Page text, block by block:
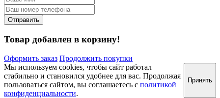
Товар добавлен в корзину!
Оформить заказ Продолжить покупки
Мы используем cookies, чтобы сайт работал
стабильно и становился удобнее для вас. Продолжая
пользоваться сайтом, вы соглашаетесь с политикой
конфиденциальности.
Принять